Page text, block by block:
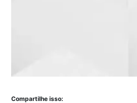
Compartilhe isso: